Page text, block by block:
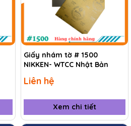
Giấy nhám tờ # 1500
NIKKEN- WTCC Nhật Bản
Liên hệ
Xem chi tiết